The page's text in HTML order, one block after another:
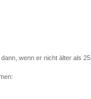
wenn er nicht älter als 25